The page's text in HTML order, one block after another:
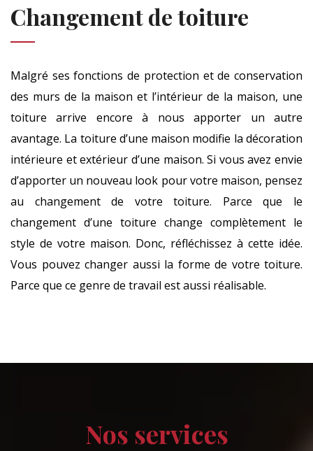
Changement de toiture
Malgré ses fonctions de protection et de conservation
des murs de la maison et l’intérieur de la maison, une
toiture arrive encore à nous apporter un autre
avantage. La toiture d’une maison modifie la décoration
intérieure et extérieur d’une maison. Si vous avez envie
d’apporter un nouveau look pour votre maison, pensez
au changement de votre toiture. Parce que le
changement d’une toiture change complètement le
style de votre maison. Donc, réfléchissez à cette idée.
Vous pouvez changer aussi la forme de votre toiture.
Parce que ce genre de travail est aussi réalisable.
Nos services